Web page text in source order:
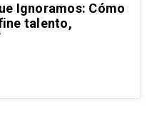
Ignoramos: Cómo
talento,